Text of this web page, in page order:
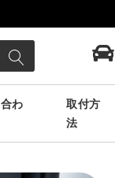
わ
取付方
法